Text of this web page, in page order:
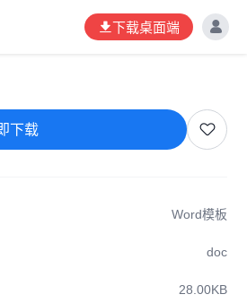
下载桌面端
下载
Word模板
doc
28.00KB